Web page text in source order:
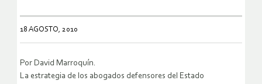
18 AGOSTO, 2010
Por David Marroquín.
La estrategia de los abogados defensores del Estado